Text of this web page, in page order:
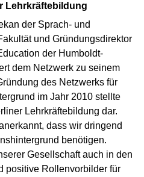
Lehrkräftebildung
der Sprach- und
und Gründungsdirektor
der Humboldt-
dem Netzwerk zu seinem
des Netzwerks für
im Jahr 2010 stellte
Lehrkräftebildung dar.
dass wir dringend
benötigen.
Gesellschaft auch in den
positive Rollenvorbilder für